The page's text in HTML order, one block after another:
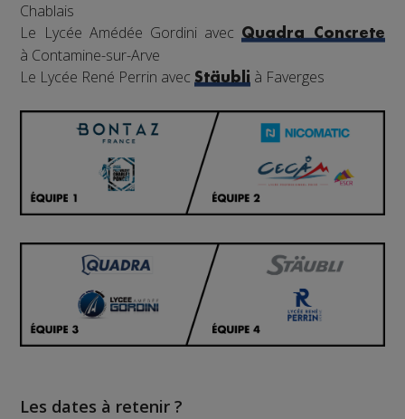
Chablais
Le Lycée Amédée Gordini avecQuadra Concrete
à Contamine-sur-Arve
Le Lycée René Perrin avecStäubli à Faverges
Les dates à retenir ?